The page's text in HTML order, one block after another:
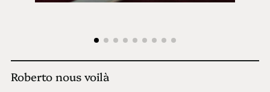
Roberto nous voilà